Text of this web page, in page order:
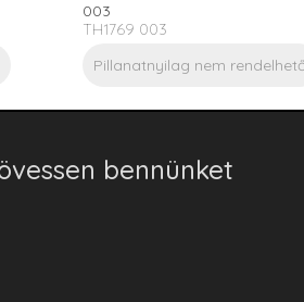
003
TH1769 003
Pillanatnyilag nem
bennünket